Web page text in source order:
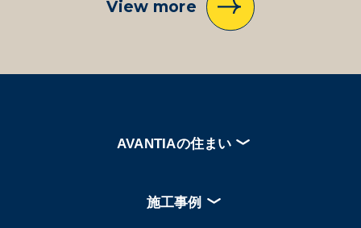
View more
AVANTIAの住まい
施工事例